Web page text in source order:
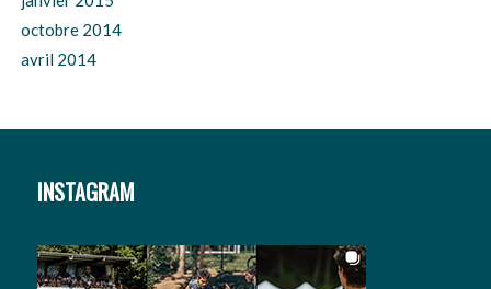
octobre 2014
avril 2014
INSTAGRAM